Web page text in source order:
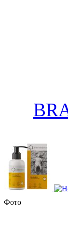
Фото